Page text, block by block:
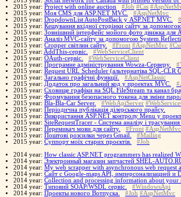
2015 year: Project with online auction #Job #Css
2015 year: Моя CMS для ASP.NET MVC.
#AspNetMvc
2015 year: DropdownList AutoPostBack у ASP.NET MVC.
2015 year: Кешування вхідної сторінки сайту за
2015 year: Зовнішний інтерфейс мойого фото движка для
2015 year: Аналіз MVC-сайту за допомогою
2015 year: Cropper світлин сайту. #Front #AspNetMvc #Css
2015 year: AddThis-сервіс.
#WebServiceClient
2015 year: OAuth-сервіс.
#WebServiceClient
2015 year: Програмне адміністрування Wowza-Серверу.
2015 year: Request URL Scheduler (альтернатіва SQL-CLR
2015 year: Загально графічні функції.
#AspNetClassic
2015 year: Додаток про загальний код у проектах MVC.
2015 year: Сховище графіки на SQL FileStream та канал
2015 year: Формування безопасного токена для зміни
2015 year: Bla-Bla-Car Server. #WebApiServer
2015 year: Періодична публікація ділерського прайсу.
2015 year: Використання ASP.NET контролу Menu у
2015 year: SiteRequestTracer - Система аналізу і трасування
2015 year: Перемикач мови для сайту. #Front #AspNetMvc
2015 year: Поштові розсилки через Gmail.
#Mailing
2015 year: Суппорт моїх старих проєктів.
#Job
2014 year: How classic ASP.NET programmers has realized
2014 year: Электронный магазин запчастей SHEL-
2014 year: My web scrapper with asynchronous web
2014 year: Сайт с Google-maps API, имперсонализацией и
2014 year: Collection and processing information about your
2014 year: Типовий SOAP/WSDL сервіс.
#WindowsApi
2014 year: Проекты нового Вотпуска. #Job #AspNetMvc